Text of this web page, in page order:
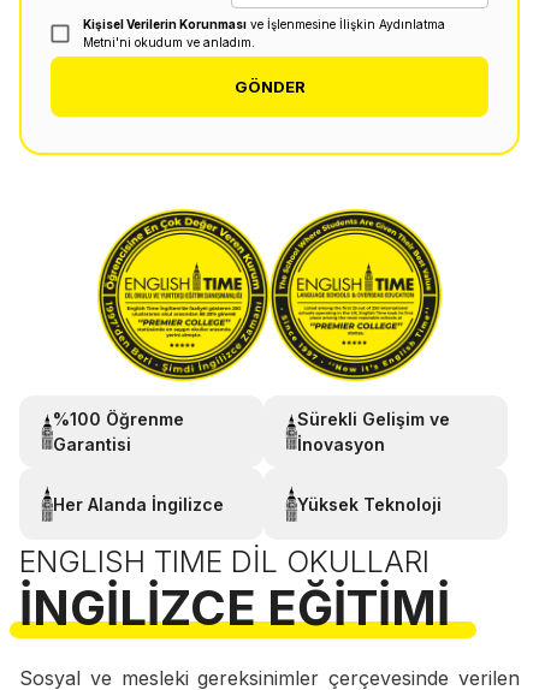
Kişisel Verilerin Korunması ve İşlenmesine İlişkin Aydınlatma
Metni'ni okudum ve anladım.
GÖNDER
%100 Öğrenme
Garantisi
Sürekli Gelişim ve
İnovasyon
Her Alanda İngilizce Yüksek Teknoloji
ENGLISH TIME DIL OKULLARI
İNGILIZCE EĞITIMI
Sosyal ve mesleki gereksinimler çerçevesinde verilen